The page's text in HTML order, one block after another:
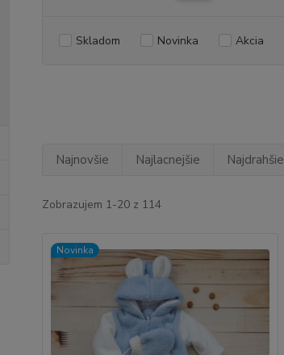
Skladom Novinka Akcia
Najnovšie Najlacnejšie Najdrahšie
Zobrazujem 1-20 z 114
Novinka